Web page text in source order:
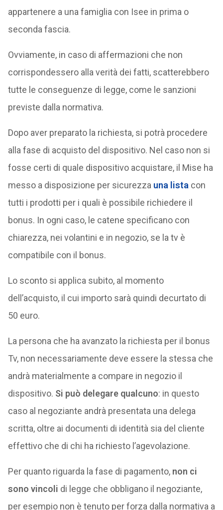
appartenere a una famiglia con Isee in prima o
seconda fascia.
Ovviamente, in caso di affermazioni che non
corrispondessero alla verità dei fatti, scatterebbero
tutte le conseguenze di legge, come le sanzioni
previste dalla normativa.
Dopo aver preparato la richiesta, si potrà procedere
alla fase di acquisto del dispositivo. Nel caso non si
fosse certi di quale dispositivo acquistare, il Mise ha
messo a disposizione per sicurezza una lista con
tutti i prodotti per i quali è possibile richiedere il
bonus. In ogni caso, le catene specificano con
chiarezza, nei volantini e in negozio, se la tv è
compatibile con il bonus.
Lo sconto si applica subito, al momento
dell’acquisto, il cui importo sarà quindi decurtato di
50 euro.
La persona che ha avanzato la richiesta per il bonus
Tv, non necessariamente deve essere la stessa che
andrà materialmente a compare in negozio il
dispositivo. Si può delegare qualcuno: in questo
caso al negoziante andrà presentata una delega
scritta, oltre ai documenti di identità sia del cliente
effettivo che di chi ha richiesto l’agevolazione.
Per quanto riguarda la fase di pagamento, non ci
sono vincoli di legge che obbligano il negoziante,
per esempio non è tenuto per forza dalla normativa a